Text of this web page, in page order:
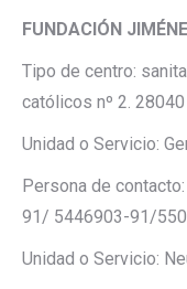
FUNDACIÓN
Tipo de centro:
católicos nº 2.
Unidad o Servicio:
Persona de contacto:
91/ 5446903-91/
Unidad o Servicio: